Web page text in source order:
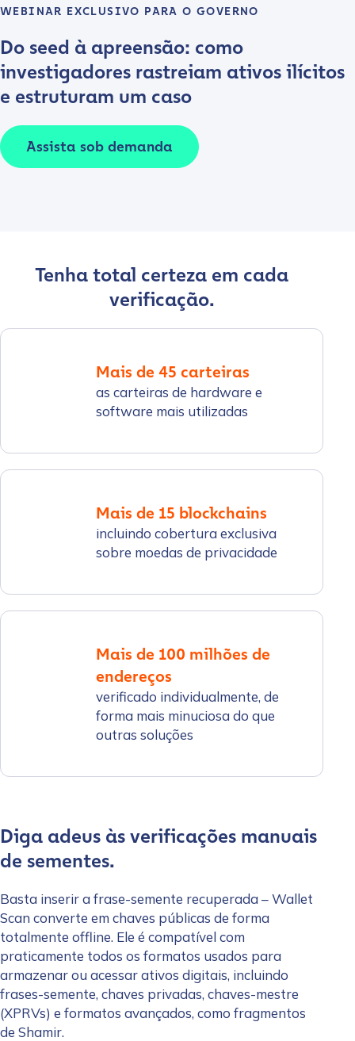
WEBINAR EXCLUSIVO PARA O GOVERNO
Do seed à apreensão: como
investigadores rastreiam ativos ilícitos
e estruturam um caso
Assista sob demanda
Tenha total certeza em cada
verificação.
Mais de 45 carteiras
as carteiras de hardware e
software mais utilizadas
Mais de 15 blockchains
incluindo cobertura exclusiva
sobre moedas de privacidade
Mais de 100 milhões de
endereços
verificado individualmente, de
forma mais minuciosa do que
outras soluções
Diga adeus às verificações manuais
de sementes.
Basta inserir a frase-semente recuperada – Wallet
Scan converte em chaves públicas de forma
totalmente offline. Ele é compatível com
praticamente todos os formatos usados para
armazenar ou acessar ativos digitais, incluindo
frases-semente, chaves privadas, chaves-mestre
(XPRVs) e formatos avançados, como fragmentos
de Shamir.